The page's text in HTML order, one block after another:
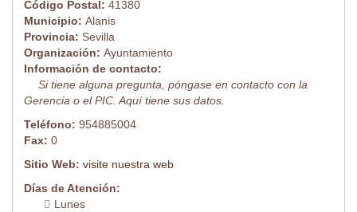
Código Postal: 41380
Municipio: Alanis
Provincia: Sevilla
Organización: Ayuntamiento
Información de contacto:
Si tiene alguna pregunta, póngase en contacto con la
Gerencia o el PIC. Aquí tiene sus datos.
Teléfono: 954885004
Fax: 0
Sitio Web: visite nuestra web
Días de Atención:
Lunes